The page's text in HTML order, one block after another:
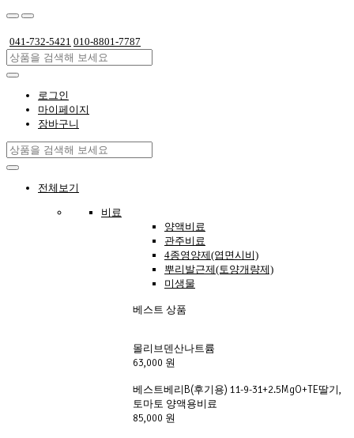
041-732-5421 010-8801-7787
로그인
마이페이지
장바구니
전체보기
비료
양액비료
관주비료
4종영양제(엽면시비)
뿌리발근제(토양개량제)
미생물
베스트 상품
몰리브덴산나트륨
63,000 원
베스트베리B(후기용) 11-9-31+2.5MgO+TE딸기,
토마토 양액용비료
85,000 원